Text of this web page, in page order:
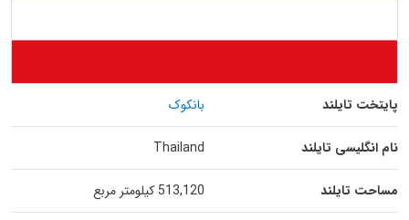
پایتخت تایلند بانکوک
نام انگلیسی تایلند Thailand
مساحت تایلند 513,120 کیلومتر مربع